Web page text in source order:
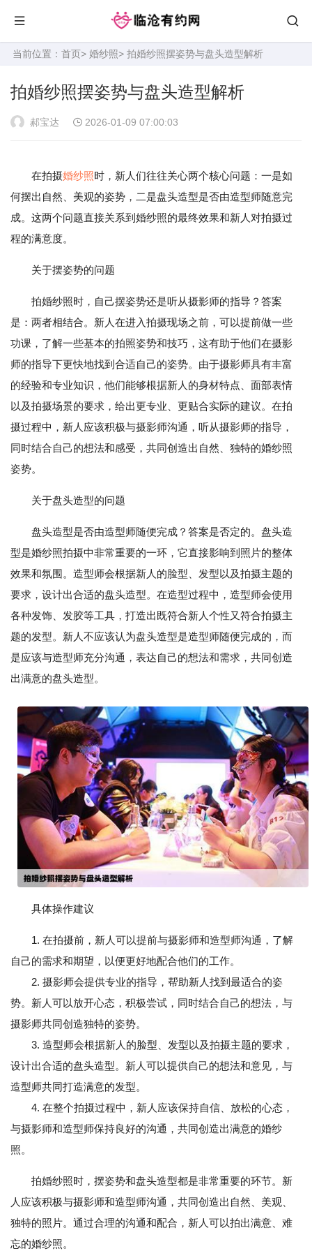
当前位置： 首页> 婚纱照> 拍婚纱照摆姿势与盘头造型解析
拍婚纱照摆姿势与盘头造型解析
郝宝达 2026-01-09 07:00:03
在拍摄婚纱照时，新人们往往关心两个核心问题：一是如
何摆出自然、美观的姿势，二是盘头造型是否由造型师随意完
成。这两个问题直接关系到婚纱照的最终效果和新人对拍摄过
程的满意度。
关于摆姿势的问题
拍婚纱照时，自己摆姿势还是听从摄影师的指导？答案
是：两者相结合。新人在进入拍摄现场之前，可以提前做一些
功课，了解一些基本的拍照姿势和技巧，这有助于他们在摄影
师的指导下更快地找到合适自己的姿势。由于摄影师具有丰富
的经验和专业知识，他们能够根据新人的身材特点、面部表情
以及拍摄场景的要求，给出更专业、更贴合实际的建议。在拍
摄过程中，新人应该积极与摄影师沟通，听从摄影师的指导，
同时结合自己的想法和感受，共同创造出自然、独特的婚纱照
姿势。
关于盘头造型的问题
盘头造型是否由造型师随便完成？答案是否定的。盘头造
型是婚纱照拍摄中非常重要的一环，它直接影响到照片的整体
效果和氛围。造型师会根据新人的脸型、发型以及拍摄主题的
要求，设计出合适的盘头造型。在造型过程中，造型师会使用
各种发饰、发胶等工具，打造出既符合新人个性又符合拍摄主
题的发型。新人不应该认为盘头造型是造型师随便完成的，而
是应该与造型师充分沟通，表达自己的想法和需求，共同创造
出满意的盘头造型。
具体操作建议
1. 在拍摄前，新人可以提前与摄影师和造型师沟通，了解
自己的需求和期望，以便更好地配合他们的工作。
2. 摄影师会提供专业的指导，帮助新人找到最适合的姿
势。新人可以放开心态，积极尝试，同时结合自己的想法，与
摄影师共同创造独特的姿势。
3. 造型师会根据新人的脸型、发型以及拍摄主题的要求，
设计出合适的盘头造型。新人可以提供自己的想法和意见，与
造型师共同打造满意的发型。
4. 在整个拍摄过程中，新人应该保持自信、放松的心态，
与摄影师和造型师保持良好的沟通，共同创造出满意的婚纱
照。
拍婚纱照时，摆姿势和盘头造型都是非常重要的环节。新
人应该积极与摄影师和造型师沟通，共同创造出自然、美观、
独特的照片。通过合理的沟通和配合，新人可以拍出满意、难
忘的婚纱照。